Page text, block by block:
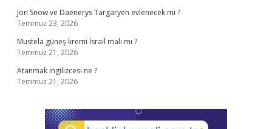
Jon Snow ve Daenerys Targaryen evlenecek mi ?
Temmuz 23, 2026
Mustela güneş kremi İsrail malı mı ?
Temmuz 21, 2026
Atanmak ingilizcesi ne ?
Temmuz 21, 2026